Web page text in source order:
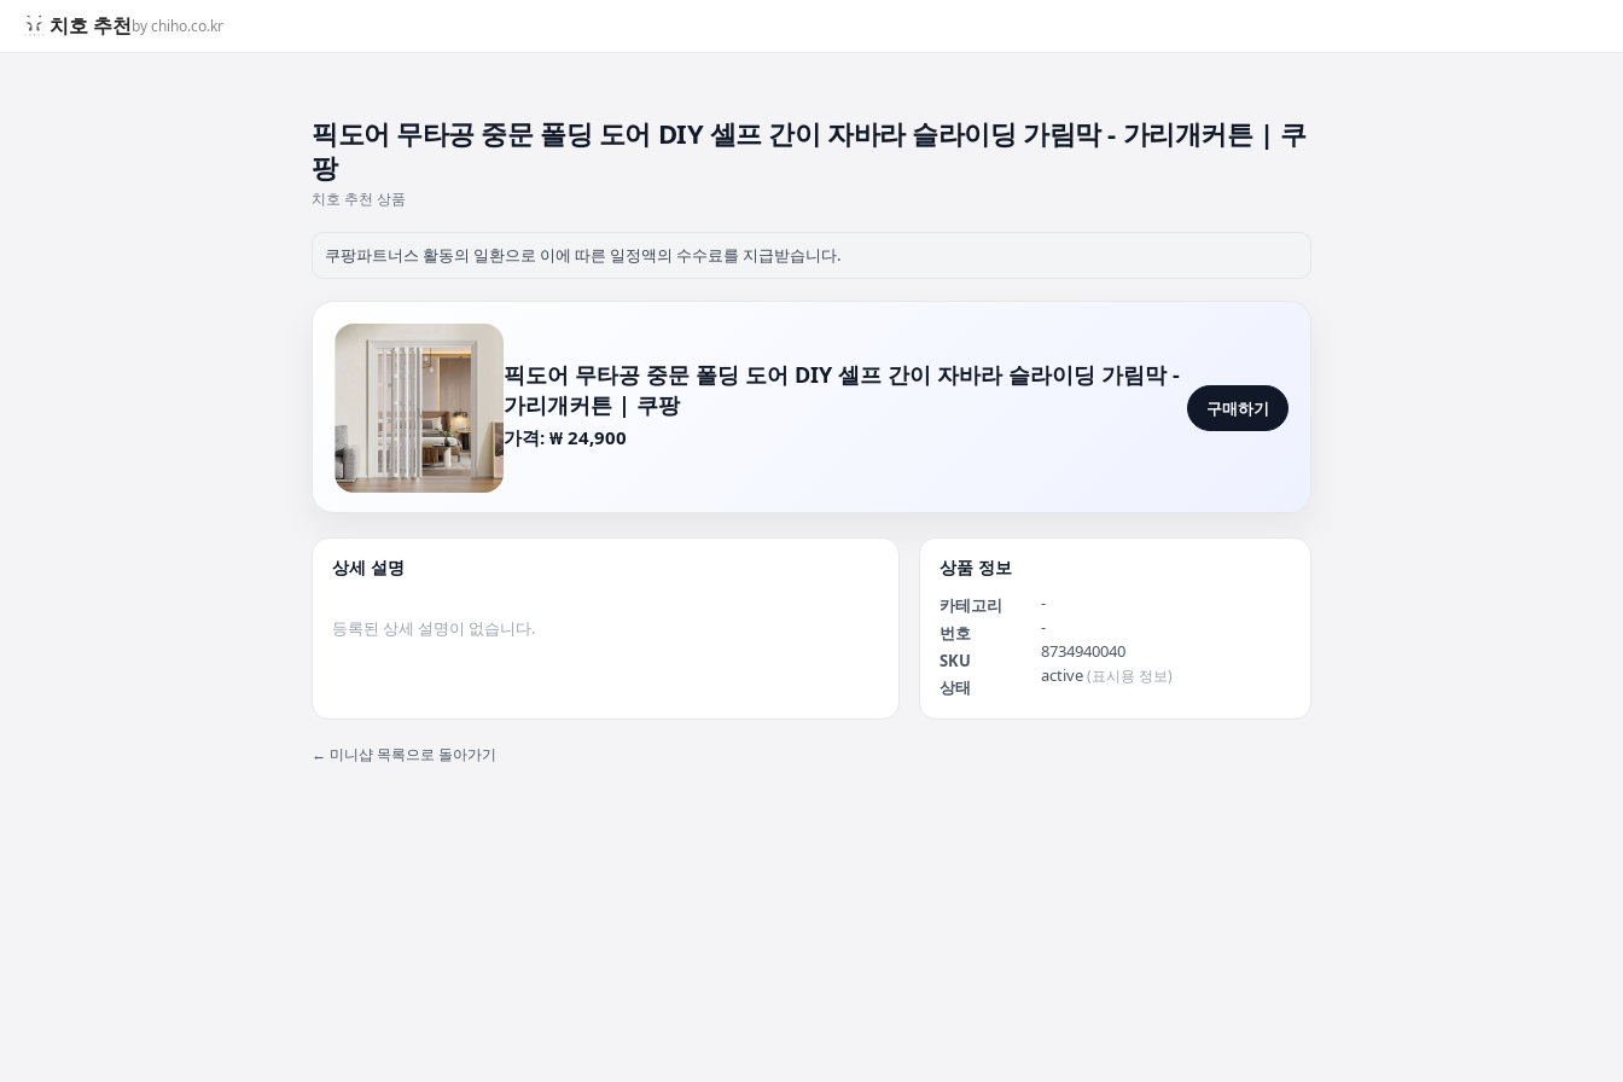
치호 추천by chiho.co.kr
픽도어 무타공 중문 폴딩 도어 DIY 셀프 간이 자바라 슬라이딩 가림막 - 가리개커튼 | 쿠
팡
치호 추천 상품
쿠팡파트너스 활동의 일환으로 이에 따른 일정액의 수수료를 지급받습니다.
픽도어 무타공 중문 폴딩 도어 DIY 셀프 간이 자바라 슬라이딩 가림막 -
가리개커튼 | 쿠팡
가격: ₩ 24,900
구매하기
상세 설명 상품 정보
카테고리
-
번호
-
SKU
8734940040
상태
active(표시용 정보)
← 미니샵 목록으로 돌아가기